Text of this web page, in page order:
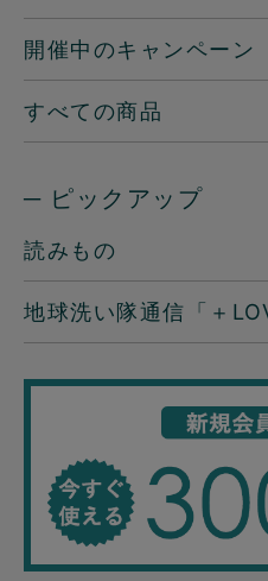
開催中のキャンペーン
すべての商品
─ ピックアップ
読みもの
地球洗い隊通信「＋